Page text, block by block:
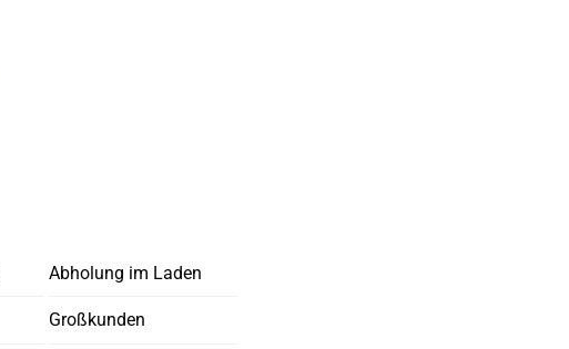
Abholung im Laden
Großkunden